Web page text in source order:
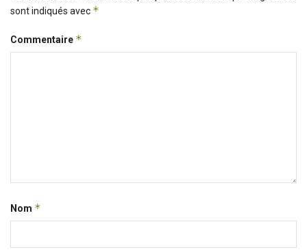
sont indiqués avec *
Commentaire *
Nom *